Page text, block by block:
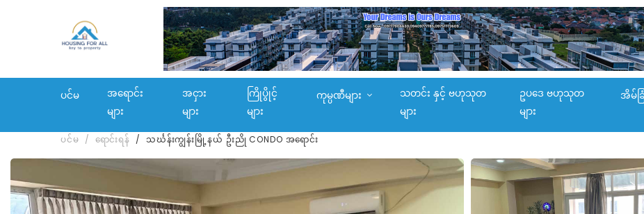
ပင်မ
အရောင်း
များ
အငှား
များ
ကြိုပွိုင့်
များ
ကုမ္ပဏီများ
သတင်း နှင့် ဗဟုသုတ
များ
ဥပဒေ ဗဟုသုတ
များ
အိမ်ခ
ပင်မ ရောင်းရန် သင်္ဃန်းကျွန်းမြို့နယ် ဦးညို CONDO အရောင်း